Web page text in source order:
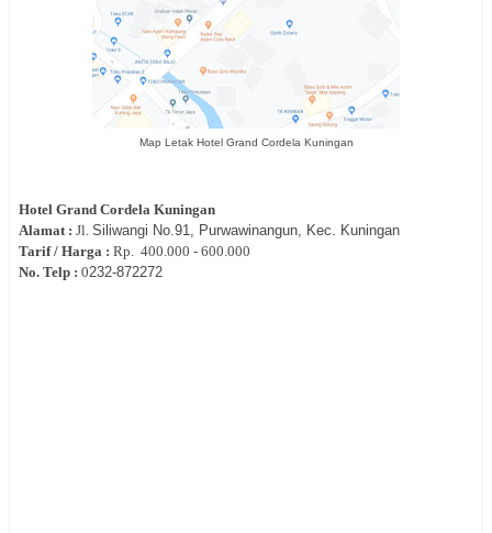
Map Letak Hotel Grand Cordela Kuningan
Hotel Grand Cordela Kuningan
Alamat : Jl. Siliwangi No.91, Purwawinangun, Kec. Kuningan
Tarif / Harga : Rp. 400.000 - 600.000
No. Telp : 0232-872272